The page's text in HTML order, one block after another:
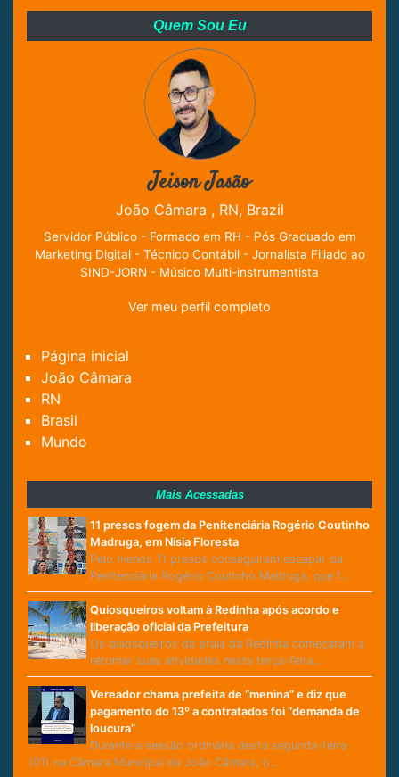
Quem Sou Eu
Jeison Jasão
João Câmara , RN, Brazil
Servidor Público - Formado em RH - Pós Graduado em
Marketing Digital - Técnico Contábil - Jornalista Filiado ao
SIND-JORN - Músico Multi-instrumentista
Ver meu perfil completo
Página inicial
João Câmara
RN
Brasil
Mundo
Mais Acessadas
11 presos fogem da Penitenciária Rogério Coutinho
Madruga, em Nísia Floresta
Pelo menos 11 presos conseguiram escapar da
Penitenciária Rogério Coutinho Madruga, que f…
Quiosqueiros voltam à Redinha após acordo e
liberação oficial da Prefeitura
Os quiosqueiros da praia da Redinha começaram a
retomar suas atividades nesta terça-feira…
Vereador chama prefeita de “menina” e diz que
pagamento do 13º a contratados foi “demanda de
loucura”
Durante a sessão ordinária desta segunda-feira
(01) na Câmara Municipal de João Câmara, o…